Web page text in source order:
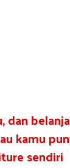
dan
kamu
sendiri